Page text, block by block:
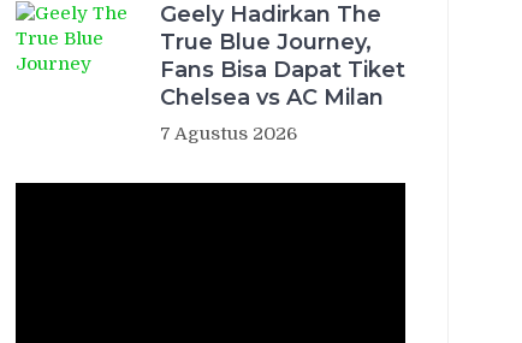
Geely Hadirkan The
True Blue Journey,
Fans Bisa Dapat Tiket
Chelsea vs AC Milan
7 Agustus 2026